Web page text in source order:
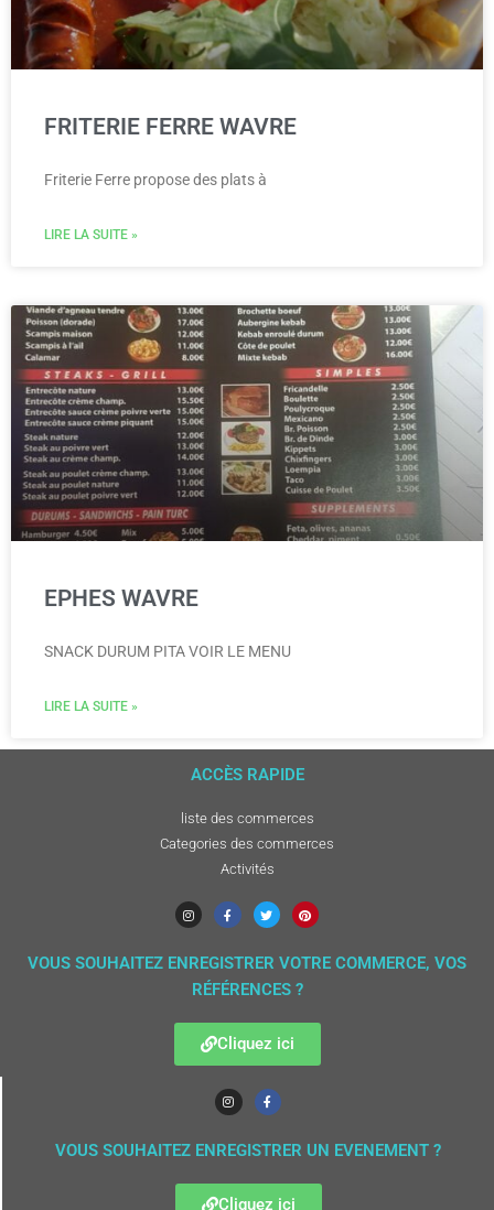
FRITERIE FERRE WAVRE
Friterie Ferre propose des plats à
LIRE LA SUITE »
EPHES WAVRE
SNACK DURUM PITA VOIR LE MENU
LIRE LA SUITE »
ACCÈS RAPIDE
liste des commerces
Categories des commerces
Activités
VOUS SOUHAITEZ ENREGISTRER VOTRE COMMERCE, VOS
RÉFÉRENCES ?
Cliquez ici
VOUS SOUHAITEZ ENREGISTRER UN EVENEMENT ?
Cliquez ici